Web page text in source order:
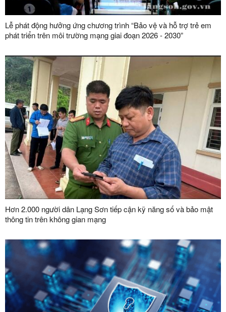
Lễ phát động hưởng ứng chương trình “Bảo vệ và hỗ trợ trẻ em
phát triển trên môi trường mạng giai đoạn 2026 - 2030”
Hơn 2.000 người dân Lạng Sơn tiếp cận kỹ năng số và bảo mật
thông tin trên không gian mạng